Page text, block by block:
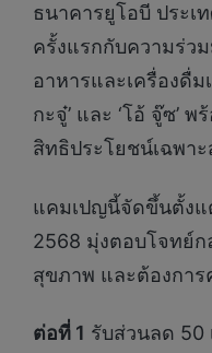
ธนาคารยูโอบี ประเ
ครั้งแรกกับความร่ว
อาหารและเครื่องดื่
กะจู๋’ และ ‘โอ้ จู๊ซ’
สิทธิประโยชน์เฉพา
แคมเปญนี้จัดขึ้นตั้งแ
2568 มุ่งตอบโจทย์
สุขภาพ และต้องกา
ต่อที่ 1 รับส่วนลด 50